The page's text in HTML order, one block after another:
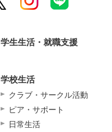
学生生活・就職支援
学校生活
クラブ・サークル活動
ピア・サポート
日常生活